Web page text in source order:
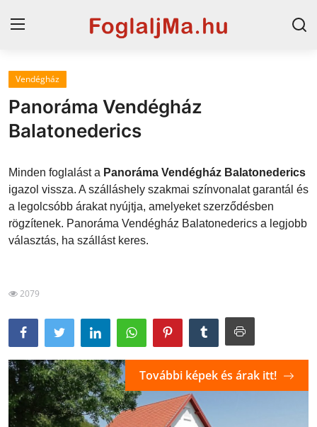
Magyarország
Horvát tengerpart
Horvátország
Szállások Hajdúszoboszlón
Blog
Vendégház
Panoráma Vendégház
Balatonederics
Minden foglalást a Panoráma Vendégház Balatonederics
igazol vissza. A szálláshely szakmai színvonalat garantál és
a legolcsóbb árakat nyújtja, amelyeket szerződésben
rögzítenek. Panoráma Vendégház Balatonederics a legjobb
választás, ha szállást keres.
2079
További képek és árak itt!